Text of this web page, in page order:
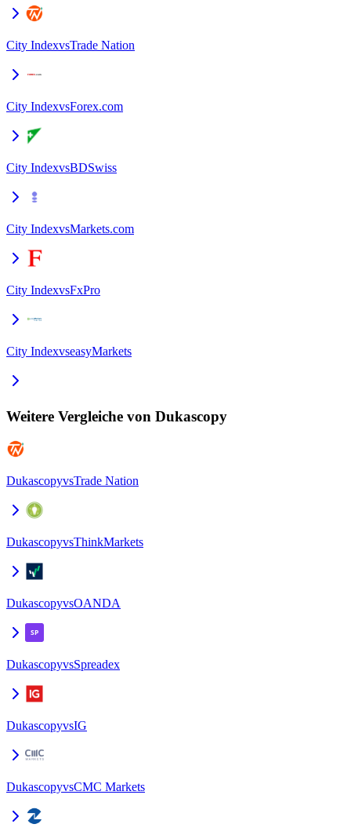
City IndexvsTrade Nation
City IndexvsForex.com
City IndexvsBDSwiss
City IndexvsMarkets.com
City IndexvsFxPro
City IndexvseasyMarkets
Weitere Vergleiche von Dukascopy
DukascopyvsTrade Nation
DukascopyvsThinkMarkets
DukascopyvsOANDA
DukascopyvsSpreadex
DukascopyvsIG
DukascopyvsCMC Markets